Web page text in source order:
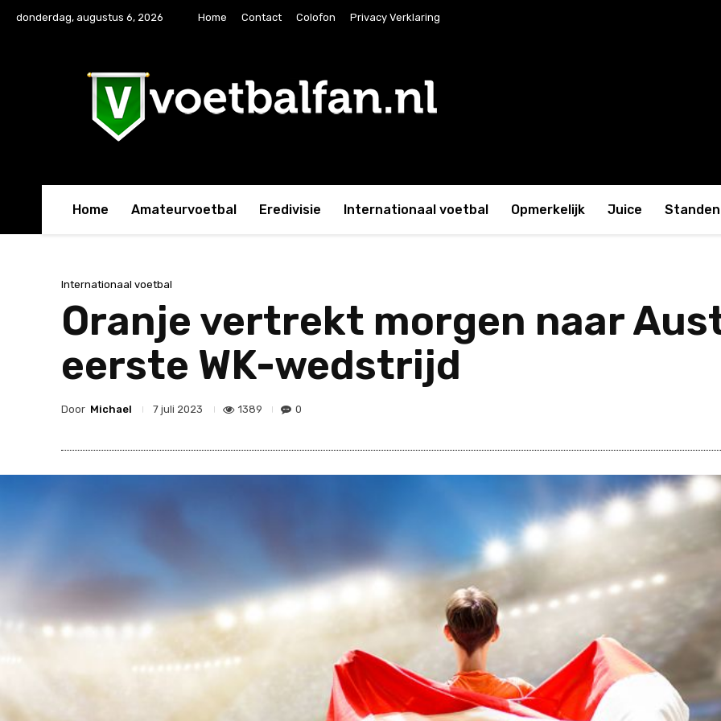
donderdag, augustus 6, 2026 Home Contact Colofon Privacy Verklaring
Home Amateurvoetbal Eredivisie Internationaal voetbal Opmerkelijk Juice
Internationaal voetbal
Oranje vertrekt morgen naar
eerste WK-wedstrijd
Door Michael 7 juli 2023 1389 0